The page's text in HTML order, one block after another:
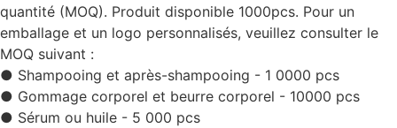
quantité (MOQ). Produit disponible 1000pcs. Pour un
emballage et un logo personnalisés, veuillez consulter le
MOQ suivant :
● Shampooing et après-shampooing - 1 0000 pcs
● Gommage corporel et beurre corporel - 10000 pcs
● Sérum ou huile - 5 000 pcs